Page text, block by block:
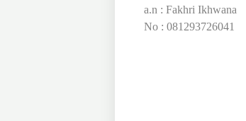
a.n : Fakhri Ikhwana
No : 081293726041